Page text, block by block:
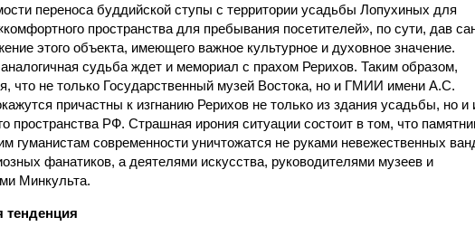
переноса буддийской ступы с территории усадьбы Лопухиных для
пространства для пребывания посетителей», по сути, дав
этого объекта, имеющего важное культурное и духовное значение.
судьба ждет и мемориал с прахом Рерихов. Таким образом,
что не только Государственный музей Востока, но и ГМИИ имени А.С.
причастны к изгнанию Рерихов не только из здания усадьбы, но и
пространства РФ. Страшная ирония ситуации состоит в том, что
гуманистам современности уничтожатся не руками невежественных
фанатиков, а деятелями искусства, руководителями музеев и
Минкульта.
тенденция